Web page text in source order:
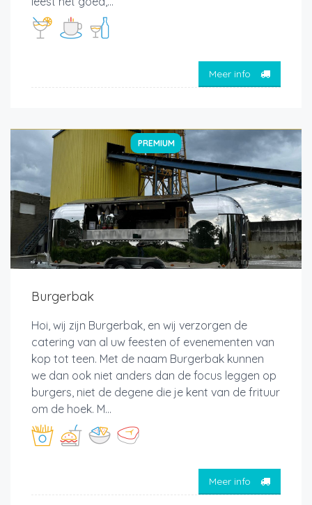
Meer info
PREMIUM
Burgerbak
Hoi, wij zijn Burgerbak, en wij verzorgen de
catering van al uw feesten of evenementen van
kop tot teen. Met de naam Burgerbak kunnen
we dan ook niet anders dan de focus leggen op
burgers, niet de degene die je kent van de frituur
om de hoek. M...
Meer info